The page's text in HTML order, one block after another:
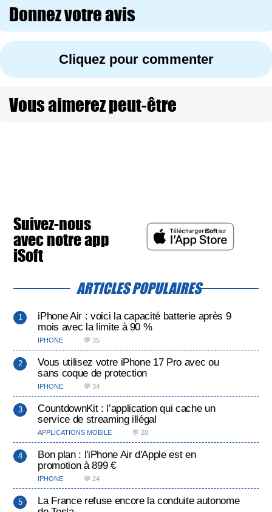
Donnez votre avis
Cliquez pour commenter
Vous aimerez peut-être
Suivez-nous
avec notre app
iSoft
ARTICLES POPULAIRES
iPhone Air : voici la capacité batterie après 9
mois avec la limite à 90 %
IPHONE 💬 35
Vous utilisez votre iPhone 17 Pro avec ou
sans coque de protection
IPHONE 💬 34
CountdownKit : l’application qui cache un
service de streaming illégal
APPLICATIONS MOBILE 💬 28
Bon plan : l'iPhone Air d'Apple est en
promotion à 899 €
IPHONE 💬 24
La France refuse encore la conduite autonome